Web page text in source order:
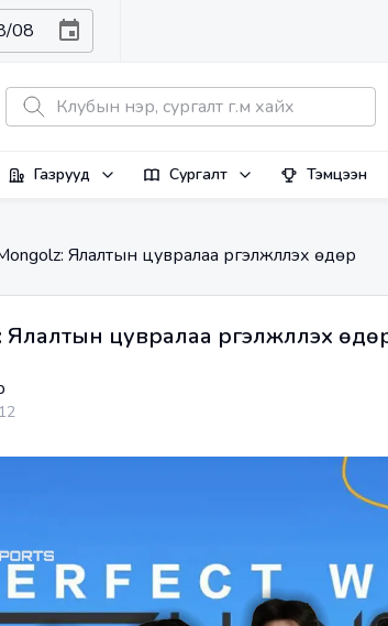
Газрууд Сургалт Тэмцээн
Ялалтын цувралаа үргэлжлүүлэх өдөр
цувралаа үргэлжлүүлэх